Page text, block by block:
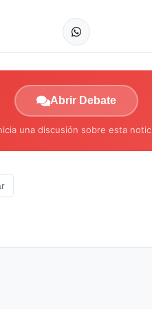
Abrir Debate
una discusión sobre esta